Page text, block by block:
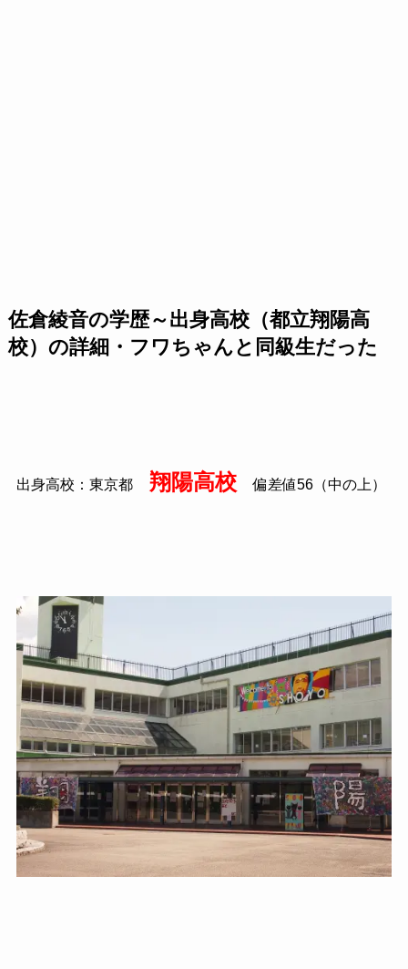
佐倉綾音の学歴～出身高校（都立翔陽高
校）の詳細・フワちゃんと同級生だった
出身高校：東京都 翔陽高校 偏差値56（中の上）